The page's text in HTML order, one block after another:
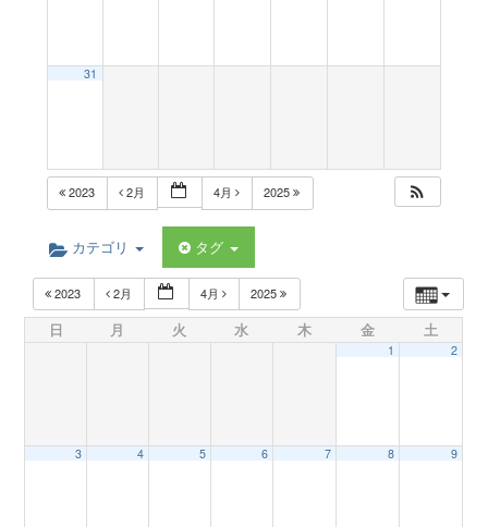
o
31
2023 2月 4月 2025
カテゴリ タグ
2023 2月 4月 2025
日 月 火 水 木 金 土
1 2
3 4 5 6 7 8 9